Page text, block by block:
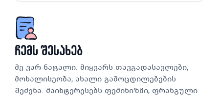
ჩემს შესახებ
მე ვარ ნატალი. მიყვარს თავგადასავლები,
მოხალისეობა, ახალი გამოცდილებების
შეძენა. მაინტერესებს ფემინიზმი, ფრანგული